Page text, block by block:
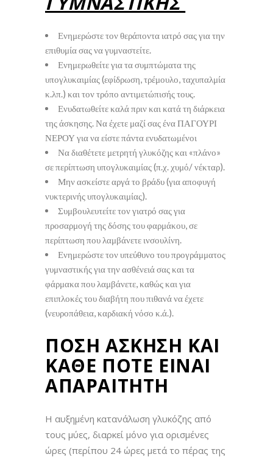
Ενημερώστε τον θεράποντα ιατρό σας για την
επιθυμία σας να γυμναστείτε.
Ενημερωθείτε για τα συμπτώματα της
υπογλυκαιμίας (εφίδρωση, τρέμουλο, ταχυπαλμία
κ.λπ.) και τον τρόπο αντιμετώπισής τους.
Ενυδατωθείτε καλά πριν και κατά τη διάρκεια
της άσκησης. Να έχετε μαζί σας ένα ΠΑΓΟΥΡΙ
ΝΕΡΟΥ για να είστε πάντα ενυδατωμένοι
Να διαθέτετε μετρητή γλυκόζης και «πλάνο»
σε περίπτωση υπογλυκαιμίας (π.χ. χυμό/ νέκταρ).
Μην ασκείστε αργά το βράδυ (για αποφυγή
νυκτερινής υπογλυκαιμίας).
Συμβουλευτείτε τον γιατρό σας για
προσαρμογή της δόσης του φαρμάκου, σε
περίπτωση που λαμβάνετε ινσουλίνη.
Ενημερώστε τον υπεύθυνο του προγράμματος
γυμναστικής για την ασθένειά σας και τα
φάρμακα που λαμβάνετε, καθώς και για
επιπλοκές του διαβήτη που πιθανά να έχετε
(νευροπάθεια, καρδιακή νόσο κ.ά.).
ΠΟΣΗ ΑΣΚΗΣΗ ΚΑΙ
ΚΑΘΕ ΠΟΤΕ ΕΙΝΑΙ
ΑΠΑΡΑΙΤΗΤΗ
Η αυξημένη κατανάλωση γλυκόζης από
τους μύες, διαρκεί μόνο για ορισμένες
ώρες (περίπου 24 ώρες μετά το πέρας της